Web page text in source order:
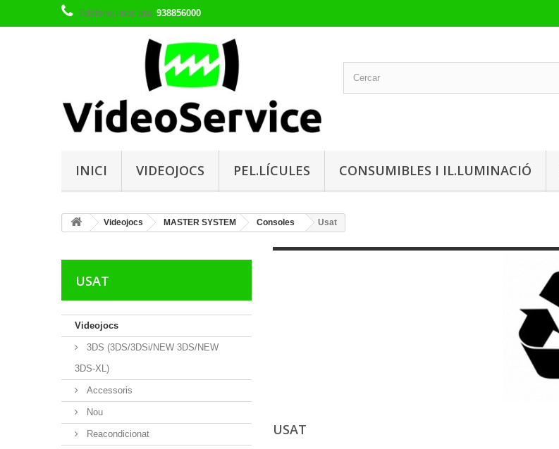
Telefoneu-nos ara: 938856000
INICI VIDEOJOCS PEL.LÍCULES CONSUMIBLES I IL.LUMINACIÓ
Videojocs MASTER SYSTEM Consoles Usat
USAT
Videojocs
3DS (3DS/3DSi/NEW 3DS/NEW
3DS-XL)
Accessoris
Nou
Reacondicionat USAT